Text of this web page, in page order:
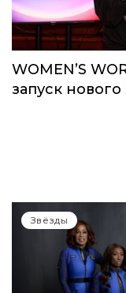
WOMEN’S
запуск
Звёзды